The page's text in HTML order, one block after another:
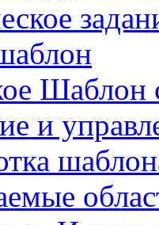
Шаблон
и